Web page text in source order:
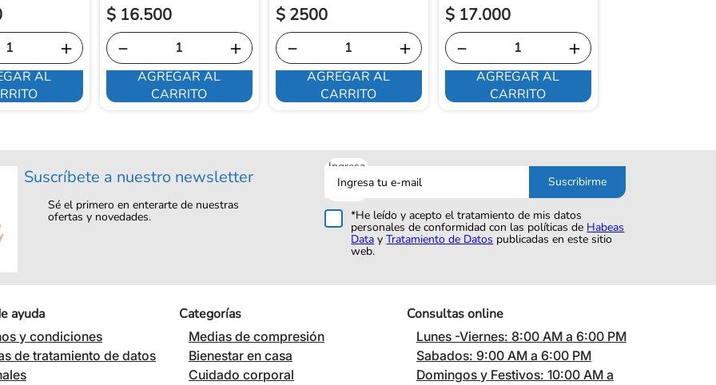
＋
AL
$ 16.500
＋
－
AGREGAR AL
CARRITO
$ 2500
＋
－
AGREGAR AL
CARRITO
$ 17.000
＋
－
AGREGAR AL
CARRITO
Suscríbete a nuestro newsletter
Sé el primero en enterarte de nuestras
ofertas y novedades.
Ingresa
tu
correo
Suscribirme
*He leído y acepto el tratamiento de mis datos
personales de conformidad con las políticas de Habeas
Data yTratamiento de Datos publicadas en este sitio
web.
ayuda
y condiciones
de tratamiento de datos
Categorías
Medias de compresión
Bienestar en casa
Cuidado corporal
Consultas online
Lunes -Viernes: 8:00 AM a 6:00 PM
Sabados: 9:00 AM a 6:00 PM
Domingos y Festivos: 10:00 AM a